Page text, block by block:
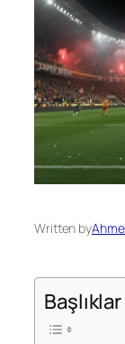
Written by
Başlıklar